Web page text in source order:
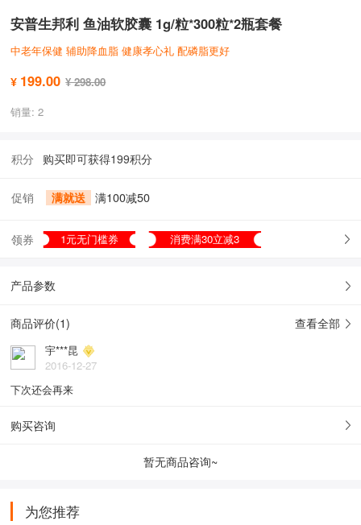
安普生邦利 鱼油软胶囊 1g/粒*300粒*2瓶套餐
中老年保健 辅助降血脂 健康孝心礼 配磷脂更好
¥ 199.00 ¥ 298.00
销量: 2
积分 购买即可获得199积分
促销 满就送 满100减50
领券 1元无门槛券 消费满30立减3
产品参数
商品评价(1) 查看全部
宇***昆
2016-12-27
下次还会再来
购买咨询
暂无商品咨询~
为您推荐